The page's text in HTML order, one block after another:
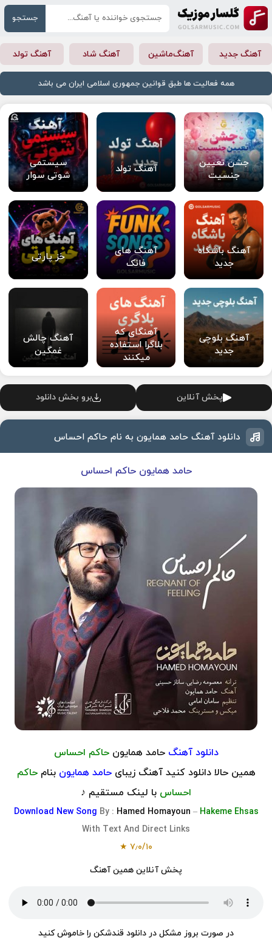
جستجو
آهنگ جدید آهنگ‌ماشین آهنگ شاد آهنگ تولد
همه فعالیت ها طبق قوانین جمهوری اسلامی ایران می باشد
جشن تعیین
جنسیت
آهنگ تولد
سیستمی
شوتی سوار
آهنگ باشگاه
جدید
آهنگ های
فانک
خز پارتی
آهنگ بلوچی
جدید
آهنگای که
بلاگرا استفاده
میکنند
آهنگ چالش
غمگین
پخش آنلاین برو بخش دانلود
دانلود آهنگ حامد همایون به نام حاکم احساس
حامد همایون حاکم احساس
دانلود آهنگحامد همایون حاکم احساس
همین حالا دانلود کنید آهنگ زیبایحامد همایون بنامحاکم
احساس با لینک مستقیم ♪
Download New Song By : Hamed Homayoun – Hakeme Ehsas
With Text And Direct Links
۷٫۰/۱۰
★
پخش آنلاین همین آهنگ
در صورت بروز مشکل در دانلود قندشکن را خاموش کنید